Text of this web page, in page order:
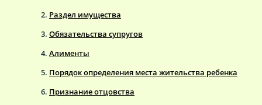
Раздел имущества
Обязательства супругов
Алименты
Порядок определения места жительства ребенка
Признание отцовства